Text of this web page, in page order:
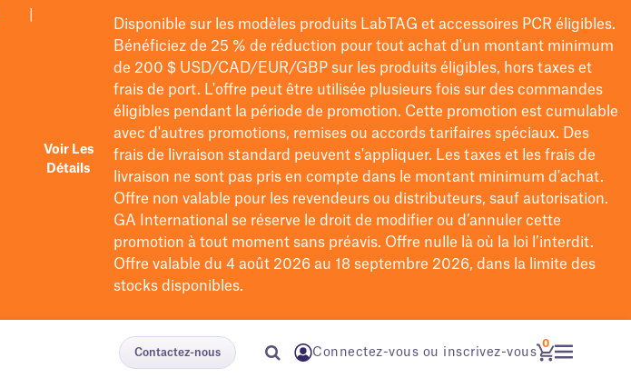
Voir Les
Détails
Disponible sur les modèles produits LabTAG et accessoires PCR éligibles.
Bénéficiez de 25 % de réduction pour tout achat d'un montant minimum
de 200 $USD/CAD/EUR/GBPsur les produits éligibles, hors taxes et
frais de port. L'offre peut être utilisée plusieurs fois sur des commandes
éligibles pendant la période de promotion. Cette promotion est cumulable
avec d'autres promotions, remises ou accords tarifaires spéciaux. Des
frais de livraison standard peuvent s'appliquer. Les taxes et les frais de
livraison ne sont pas pris en compte dans le montant minimum d'achat.
Offre non valable pour les revendeurs ou distributeurs, sauf autorisation.
GA International se réserve le droit de modifierou d’annuler cette
promotion à tout moment sans préavis. Offre nulle là où la loi l’interdit.
Offre valable du 4 août 2026 au 18 septembre 2026, dans la limite des
stocks disponibles.
Contactez-nous Connectez-vous ou inscrivez-vous
0